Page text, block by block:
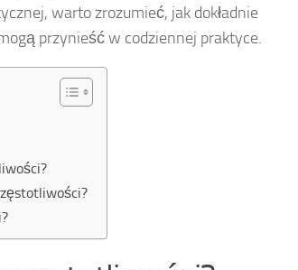
warto zrozumieć, jak dokładnie
przynieść w codziennej praktyce.